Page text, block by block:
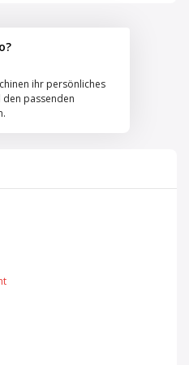
ihr persönliches
passenden